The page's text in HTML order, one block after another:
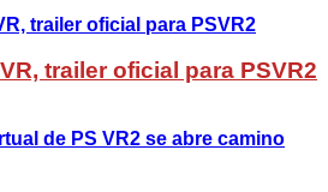
trailer oficial para PSVR2